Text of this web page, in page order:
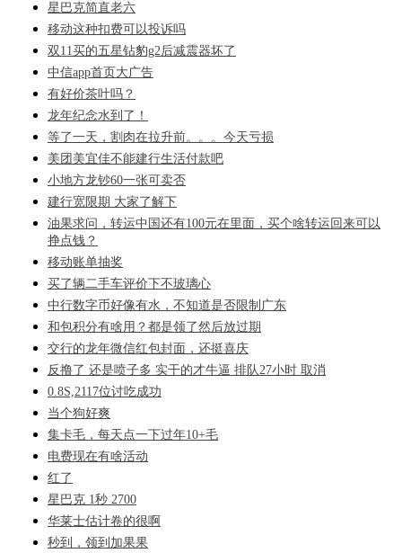
星巴克简直老六
移动这种扣费可以投诉吗
双11买的五星钻豹g2后减震器坏了
中信app首页大广告
有好价茶叶吗？
龙年纪念水到了！
等了一天，割肉在拉升前。。。今天亏损
美团美宜佳不能建行生活付款吧
小地方龙钞60一张可卖否
建行宽限期 大家了解下
油果求问，转运中国还有100元在里面，买个啥转运回来可以
挣点钱？
移动账单抽奖
买了辆二手车评价下不玻璃心
中行数字币好像有水，不知道是否限制广东
和包积分有啥用？都是领了然后放过期
交行的龙年微信红包封面，还挺喜庆
反撸了 还是喷子多 实干的才牛逼 排队27小时 取消
0.8S,2117位讨吃成功
当个狗好爽
集卡毛，每天点一下过年10+毛
电费现在有啥活动
红了
星巴克 1秒 2700
华莱士估计卷的很啊
秒到，领到加果果